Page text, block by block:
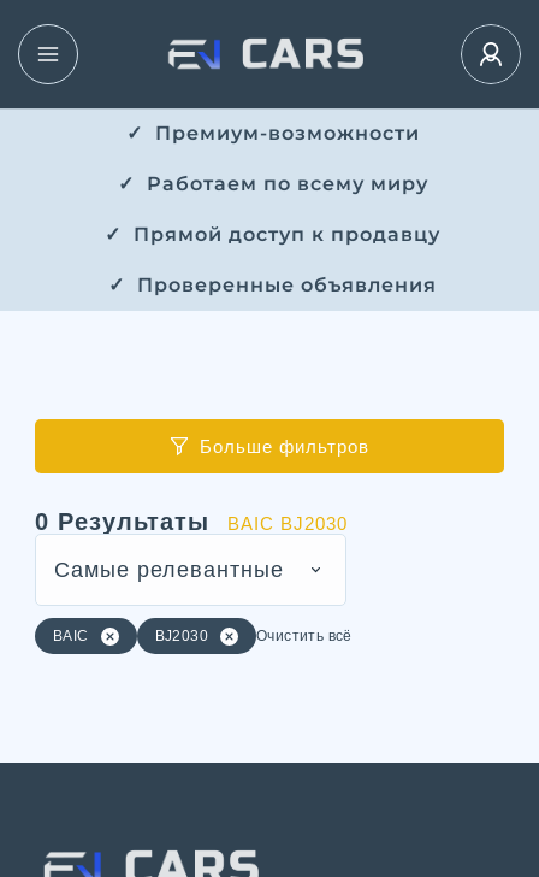
✓ ​​ Премиум-возможности
✓ ​ Работаем по всему миру
✓ ​ Прямой доступ к продавцу
✓ ​ Проверенные объявления
Больше фильтров
0 Результаты BAIC BJ2030
Самые релевантные
BAIC BJ2030 Очистить всё